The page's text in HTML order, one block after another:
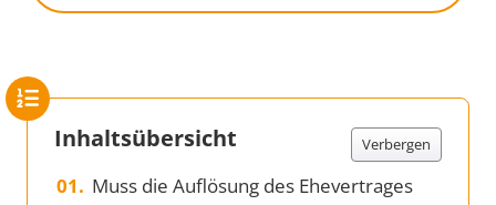
Inhaltsübersicht Verbergen
Muss die Auflösung des Ehevertrages